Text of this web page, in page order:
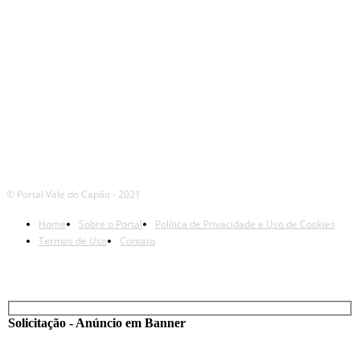
© Portal Vale do Capão - 2021
Home Sobre o Portal
Política de Privacidade e Uso de Cookies
Termos de Uso
Contato
Solicitação - Anúncio em Banner